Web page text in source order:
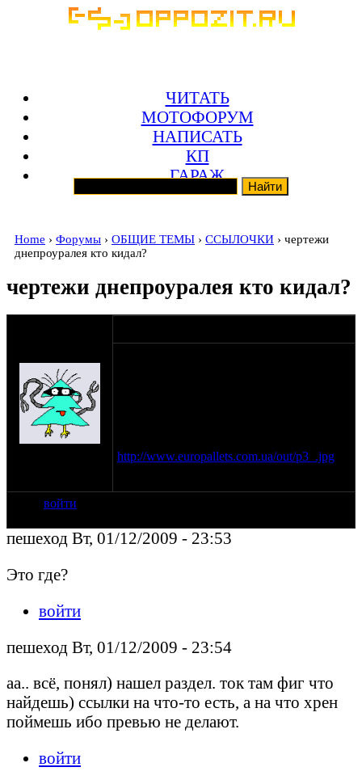
ЧИТАТЬ
МОТОФОРУМ
НАПИСАТЬ
КП
ГАРАЖ
Home › Форумы › ОБЩИЕ ТЕМЫ › ССЫЛОЧКИ › чертежи
днепроуралея кто кидал?
чертежи днепроуралея кто кидал?
http://www.europallets.com.ua/out/p3_.jpg
войти
пешеход Вт, 01/12/2009 - 23:53
Это где?
войти
пешеход Вт, 01/12/2009 - 23:54
аа.. всё, понял) нашел раздел. ток там фиг что
найдешь) ссылки на что-то есть, а на что хрен
поймешь ибо превью не делают.
войти